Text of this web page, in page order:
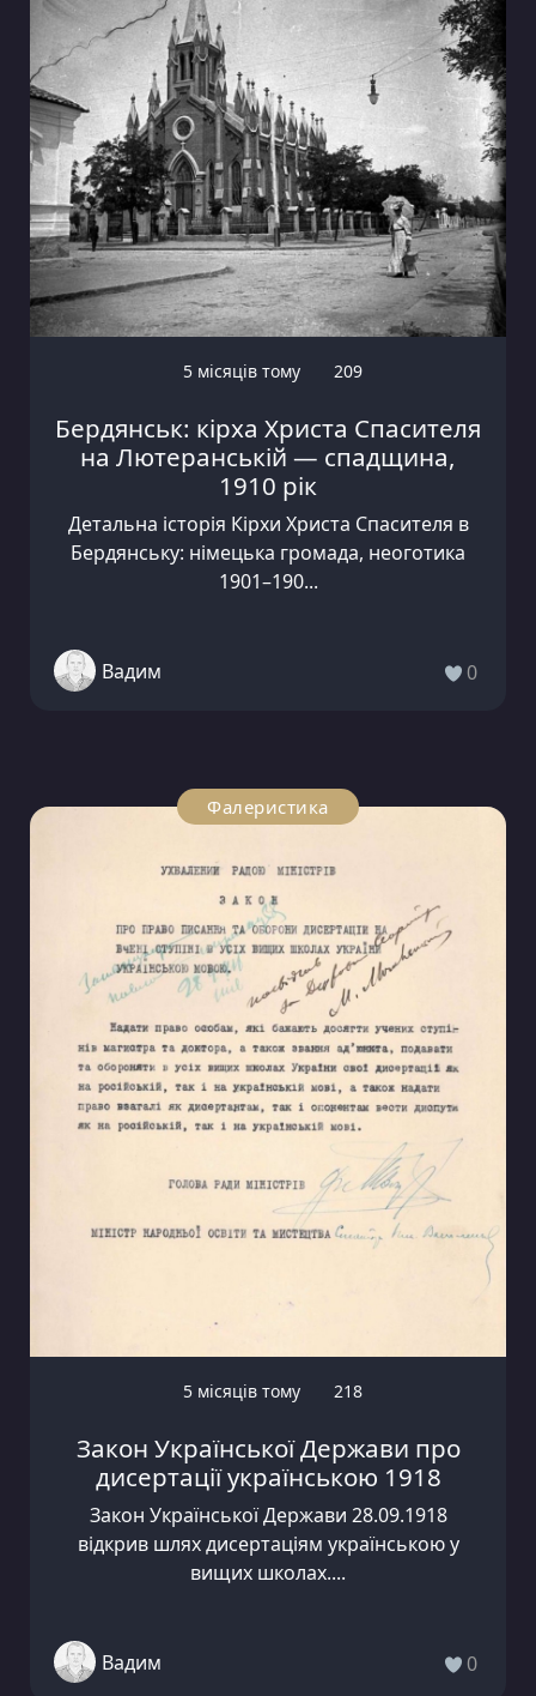
5 місяців тому 209
Бердянськ: кірха Христа Спасителя
на Лютеранській — спадщина,
1910 рік
Детальна історія Кірхи Христа Спасителя в
Бердянську: німецька громада, неоготика
1901–190...
Вадим 0
Фалеристика
5 місяців тому 218
Закон Української Держави про
дисертації українською 1918
Закон Української Держави 28.09.1918
відкрив шлях дисертаціям українською у
вищих школах....
Вадим 0